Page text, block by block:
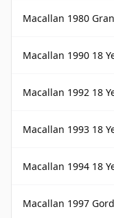
Macallan 1980
Macallan 1990 18
Macallan 1992 18
Macallan 1993 18
Macallan 1994 18
Macallan 1997